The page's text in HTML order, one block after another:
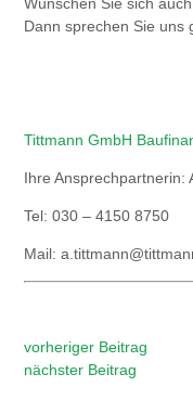
Wünschen Sie sich
Dann sprechen Sie uns
Tittmann GmbH
Ihre Ansprechpartnerin:
Tel: 030 – 4150 8750
Mail:
vorheriger Beitrag
nächster Beitrag